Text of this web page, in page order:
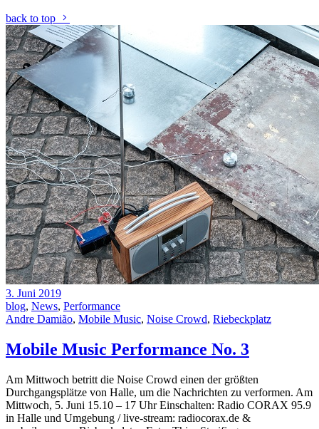
back to top
3. Juni 2019
blog, News, Performance
Andre Damião, Mobile Music, Noise Crowd, Riebeckplatz
Mobile Music Performance No. 3
Am Mittwoch betritt die Noise Crowd einen der größten
Durchgangsplätze von Halle, um die Nachrichten zu verformen. Am
Mittwoch, 5. Juni 15.10 – 17 Uhr Einschalten: Radio CORAX 95.9
in Halle und Umgebung / live-stream: radiocorax.de &